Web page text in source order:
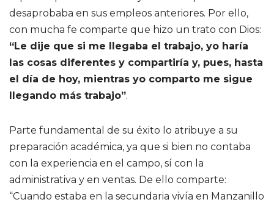
desaprobaba en sus empleos anteriores. Por ello,
con mucha fe comparte que hizo un trato con Dios:
“Le dije que si me llegaba el trabajo, yo haría
las cosas diferentes y compartiría y, pues, hasta
el día de hoy, mientras yo comparto me sigue
llegando más trabajo”.
Parte fundamental de su éxito lo atribuye a su
preparación académica, ya que si bien no contaba
con la experiencia en el campo, sí con la
administrativa y en ventas. De ello comparte:
“Cuando estaba en la secundaria vivía en Manzanillo